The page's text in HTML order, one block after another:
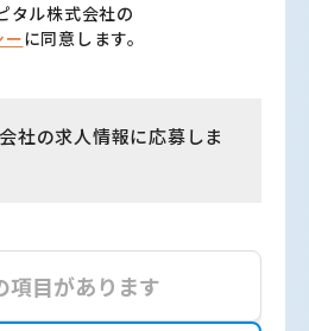
タル株式会社の
ーに同意します。
社の求人情報に応募しま
項目があります